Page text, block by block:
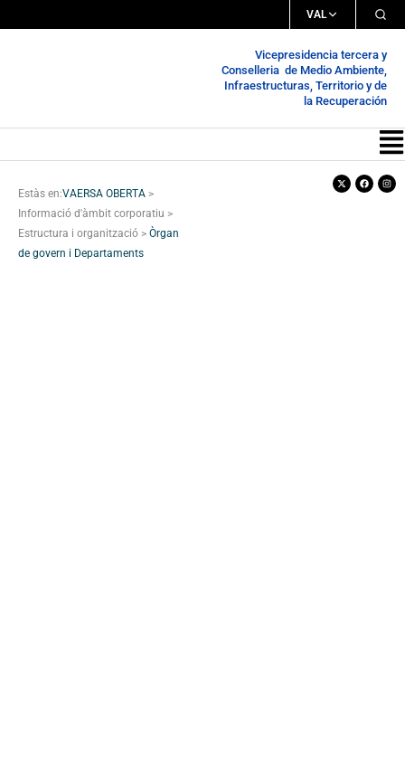
VAL
Vicepresidencia tercera y
Conselleria de Medio Ambiente,
Infraestructuras, Territorio y de
la Recuperación
Estàs en:VAERSA OBERTA >
Informació d'àmbit corporatiu >
Estructura i organització > Òrgan
de govern i Departaments
X-
twitter
Facebook